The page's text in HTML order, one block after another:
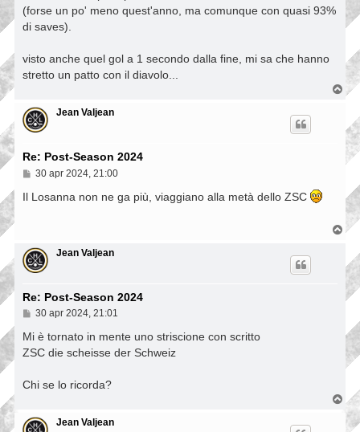
(forse un po' meno quest'anno, ma comunque con quasi 93%
di saves).
visto anche quel gol a 1 secondo dalla fine, mi sa che hanno
stretto un patto con il diavolo...
T
Jean Valjean
Re: Post-Season 2024
M
s
i
o
30 apr 2024, 21:00
Il Losanna non ne ga più, viaggiano alla metà dello ZSC
T
Jean Valjean
Re: Post-Season 2024
M
s
s
a
g
i
30 apr 2024, 21:01
Mi è tornato in mente uno striscione con scritto
ZSC die scheisse der Schweiz
Chi se lo ricorda?
T
o
Jean Valjean